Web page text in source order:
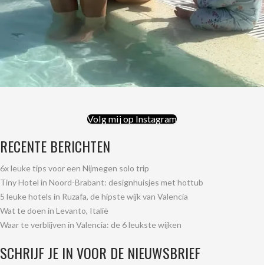
Volg mij op Instagram
RECENTE BERICHTEN
6x leuke tips voor een Nijmegen solo trip
Tiny Hotel in Noord-Brabant: designhuisjes met hottub
5 leuke hotels in Ruzafa, de hipste wijk van Valencia
Wat te doen in Levanto, Italië
Waar te verblijven in Valencia: de 6 leukste wijken
SCHRIJF JE IN VOOR DE NIEUWSBRIEF